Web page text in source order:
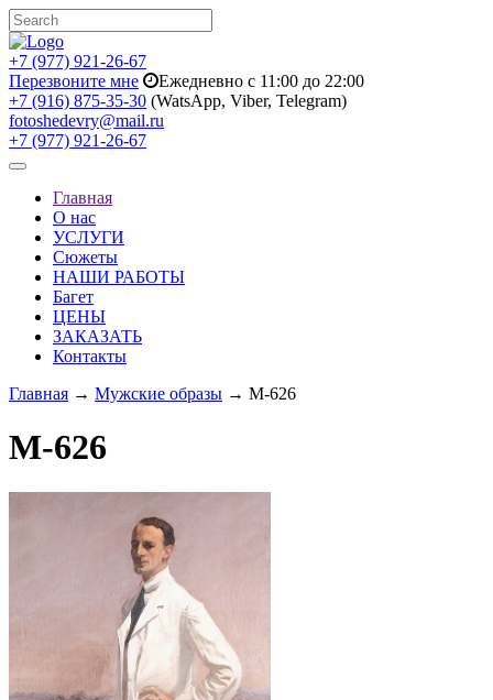
+7 (977) 921-26-67
Перезвоните мне
Ежедневно с 11:00 до 22:00
+7 (916) 875-35-30 (WatsApp, Viber, Telegram)
fotoshedevry@mail.ru
+7 (977) 921-26-67
Toggle
navigationГлавная
О нас
УСЛУГИ
Сюжеты
НАШИ РАБОТЫ
Багет
ЦЕНЫ
ЗАКАЗАТЬ
Контакты
Главная → Мужские образы → M-626
M-626